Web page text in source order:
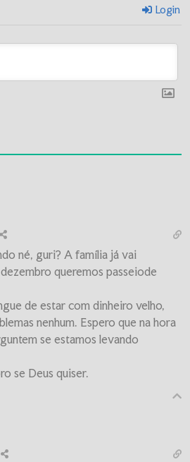
Login
né, guri? A família já vai
queremos passeiode
de estar com dinheiro velho,
nenhum. Espero que na hora
se estamos levando
se Deus quiser.